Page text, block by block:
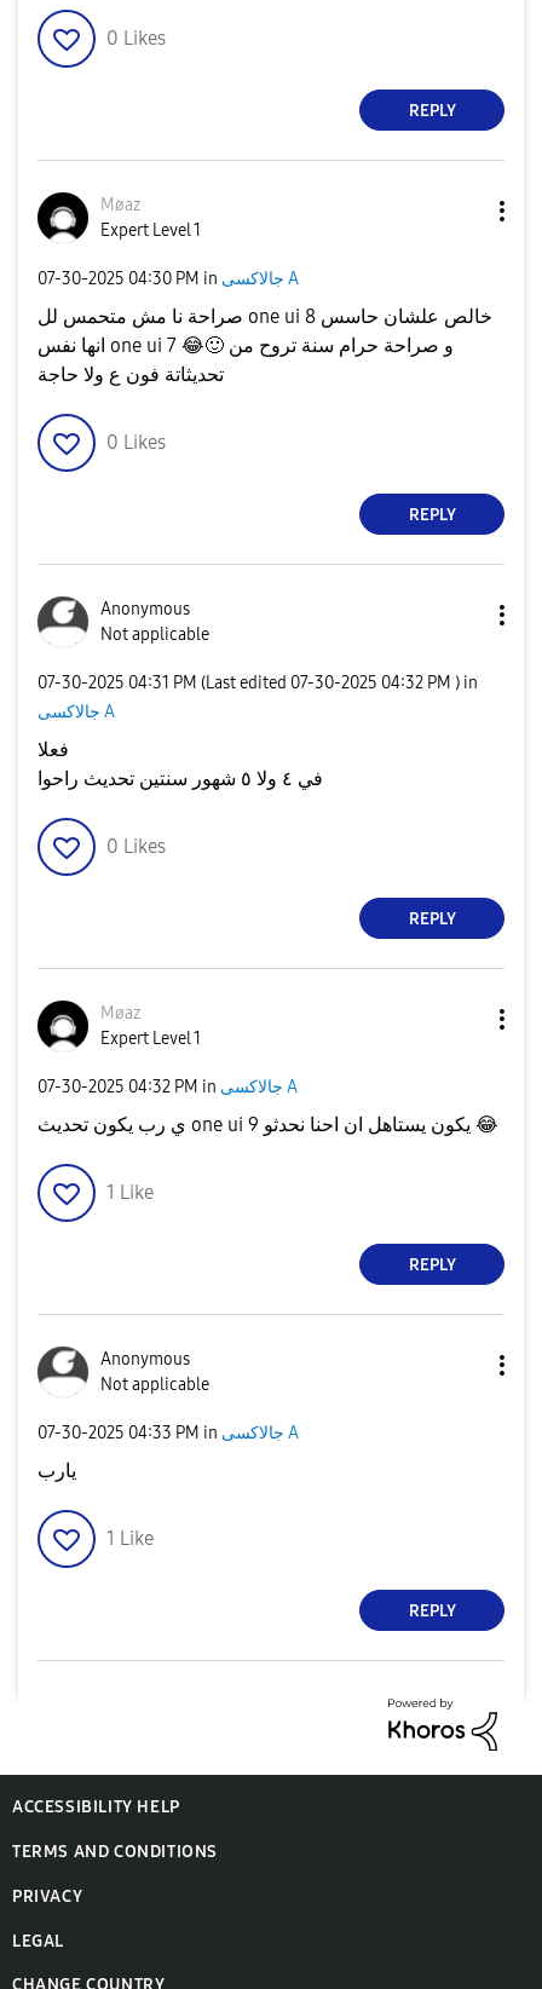
0 Likes
REPLY
Møaz
Expert Level 1
‎07-30-2025 04:30 PM in جالاكسى A
صراحة نا مش متحمس لل one ui 8 خالص علشان حاسس
انها نفس one ui 7 😂🙂
تحديثاتة فون ع ولا حاجة
0 Likes
REPLY
Anonymous
Not applicable
‎07-30-2025 04:31 PM (Last edited ‎07-30-2025 04:32 PM ) in
جالاكسى A
فعلا
في ٤ ولا ٥ شهور سنتين تحديث راحوا
0 Likes
REPLY
Møaz
Expert Level 1
‎07-30-2025 04:32 PM in جالاكسى A
😂
1 Like
REPLY
Anonymous
Not applicable
‎07-30-2025 04:33 PM in جالاكسى A
يارب
1 Like
REPLY
ACCESSIBILITY HELP
TERMS AND CONDITIONS
PRIVACY
LEGAL
CHANGE COUNTRY